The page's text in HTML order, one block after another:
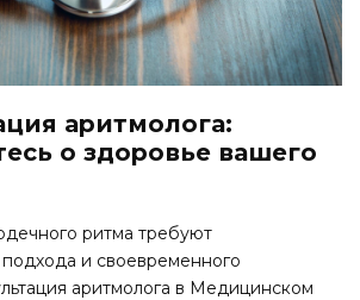
аритмолога:
о здоровье вашего
ритма требуют
подхода и своевременного
аритмолога в Медицинском